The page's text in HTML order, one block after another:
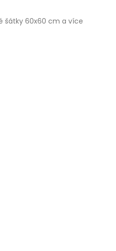
šátky 60x60 cm a více